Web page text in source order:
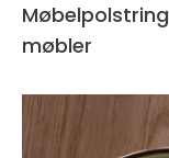
møbler